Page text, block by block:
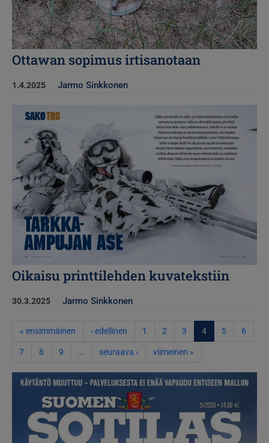
Ottawan sopimus irtisanotaan
1.4.2025 Jarmo Sinkkonen
Kuva
Oikaisu printtilehden kuvatekstiin
30.3.2025 Jarmo Sinkkonen
Sivutus
« ensimmäinen Ensimmäinen sivu
‹ edellinen Edellinen sivu
1 2 3 4 5 6
7 8 9 … seuraava ›Seuraava sivu
viimeinen »